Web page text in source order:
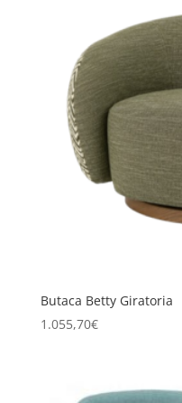
Butaca Betty Giratoria
1.055,70€